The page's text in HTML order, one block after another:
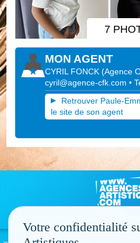
7
MON AGENT
CYRIL FONCK (Agence
cyril@agence-cfk.com •
Retrouver Paule-
le site de son agent
Votre confidentialité